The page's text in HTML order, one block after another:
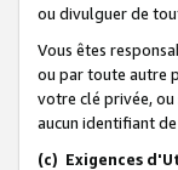
ou divulguer de
Vous êtes
ou par toute autre
votre clé privée, ou
aucun identifiant
(c) Exigences